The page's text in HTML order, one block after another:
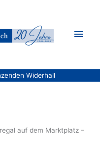
Widerhall
auf dem Marktplatz –